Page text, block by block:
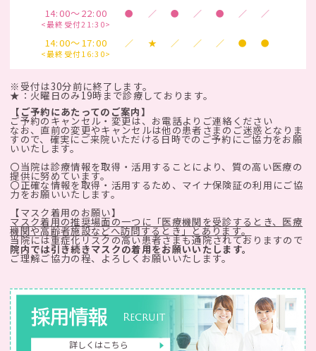
14:00～22:00
<最終受付21:30>
● ／ ● ／ ● ／ ／
14:00～17:00
<最終受付16:30>
／ ★ ／ ／ ／ ● ●
※受付は30分前に終了します。
★：火曜日のみ19時まで診療しております。
【ご予約にあたってのご案内】
ご予約のキャンセル・変更は、お電話よりご連絡ください
なお、直前の変更やキャンセルは他の患者さまのご迷惑となりま
すので、確実にご来院いただける日時でのご予約にご協力をお願
いいたします。
〇当院は診療情報を取得・活用することにより、質の高い医療の
提供に努めています。
〇正確な情報を取得・活用するため、マイナ保険証の利用にご協
力をお願いいたします。
【マスク着用のお願い】
マスク着用の推奨場面の一つに「医療機関を受診するとき、医療
機関や高齢者施設などへ訪問するとき」とあります。
当院には重症化リスクの高い患者さまも通院されておりますので
院内では引き続きマスクの着用をお願いいたします。
ご理解ご協力の程、よろしくお願いいたします。
採用情報 Recruit
詳しくはこちら